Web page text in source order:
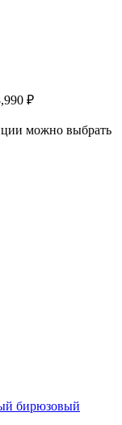
₽
можно выбрать
бирюзовый